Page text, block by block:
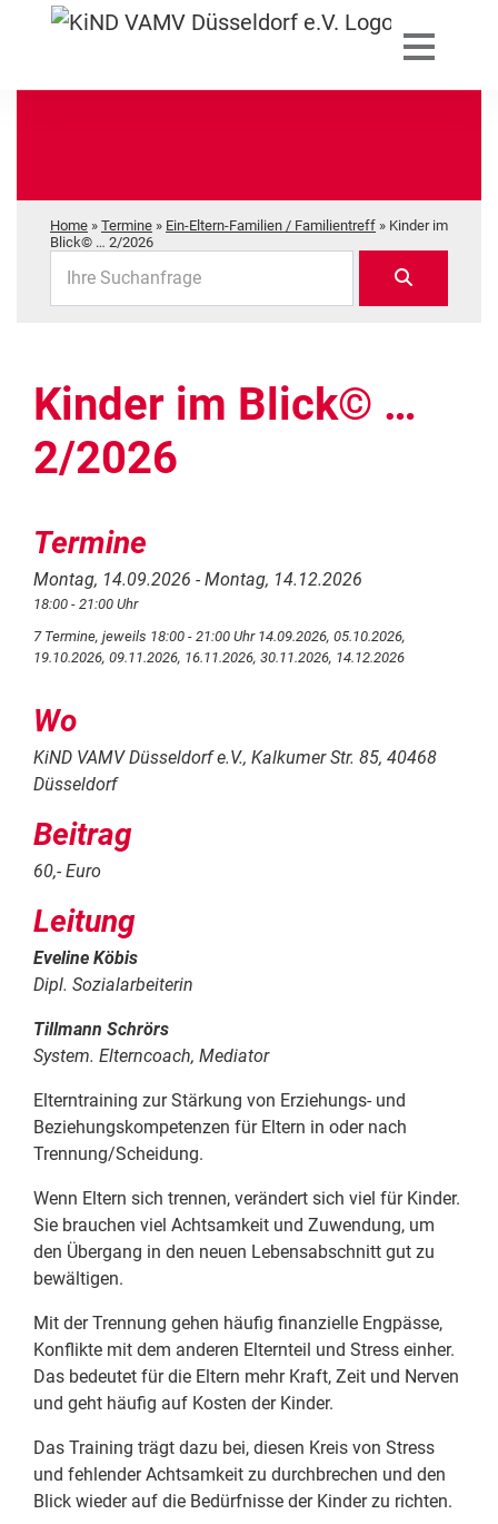
Home » Termine » Ein-Eltern-Familien / Familientreff » Kinder im
Blick© … 2/2026
Ihre Suchanfrage
Kinder im Blick© …
2/2026
Termine
Montag, 14.09.2026 - Montag, 14.12.2026
18:00 - 21:00 Uhr
7 Termine, jeweils 18:00 - 21:00 Uhr 14.09.2026, 05.10.2026,
19.10.2026, 09.11.2026, 16.11.2026, 30.11.2026, 14.12.2026
Wo
KiND VAMV Düsseldorf e.V., Kalkumer Str. 85, 40468
Düsseldorf
Beitrag
60,- Euro
Leitung
Eveline Köbis
Dipl. Sozialarbeiterin
Tillmann Schrörs
System. Elterncoach, Mediator
Elterntraining zur Stärkung von Erziehungs- und
Beziehungskompetenzen für Eltern in oder nach
Trennung/Scheidung.
Wenn Eltern sich trennen, verändert sich viel für Kinder.
Sie brauchen viel Achtsamkeit und Zuwendung, um
den Übergang in den neuen Lebensabschnitt gut zu
bewältigen.
Mit der Trennung gehen häufig finanzielle Engpässe,
Konflikte mit dem anderen Elternteil und Stress einher.
Das bedeutet für die Eltern mehr Kraft, Zeit und Nerven
und geht häufig auf Kosten der Kinder.
Das Training trägt dazu bei, diesen Kreis von Stress
und fehlender Achtsamkeit zu durchbrechen und den
Blick wieder auf die Bedürfnisse der Kinder zu richten.